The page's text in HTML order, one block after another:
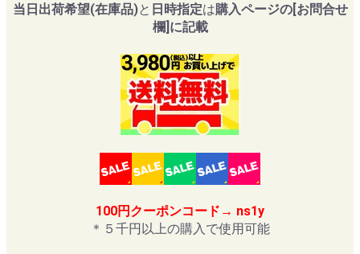
当日出荷希望(在庫品)と 日時指定は購入ページの[お問合せ
欄]に記載
100円クーポンコード→ ns1y
＊５千円以上の購入で使用可能